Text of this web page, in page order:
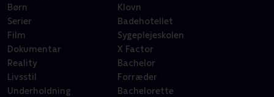
Børn
Serier
Film
Dokumentar
Reality
Livsstil
Underholdning
Klovn
Badehotellet
Sygeplejeskolen
X Factor
Bachelor
Forræder
Bachelorette